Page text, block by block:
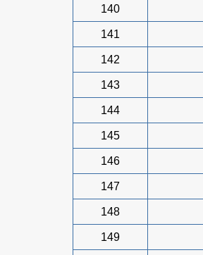
140
141
142
143
144
145
146
147
148
149